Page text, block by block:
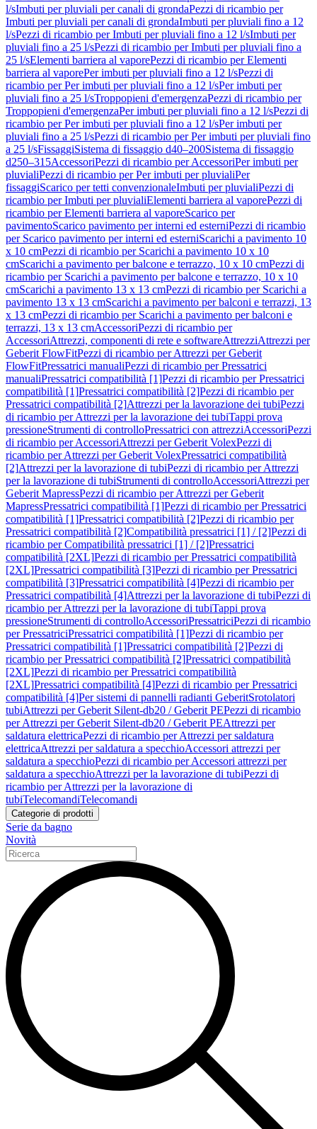
l/sImbuti per pluviali per canali di grondaPezzi di ricambio per
Imbuti per pluviali per canali di grondaImbuti per pluviali fino a 12
l/sPezzi di ricambio per Imbuti per pluviali fino a 12 l/sImbuti per
pluviali fino a 25 l/sPezzi di ricambio per Imbuti per pluviali fino a
25 l/sElementi barriera al vaporePezzi di ricambio per Elementi
barriera al vaporePer imbuti per pluviali fino a 12 l/sPezzi di
ricambio per Per imbuti per pluviali fino a 12 l/sPer imbuti per
pluviali fino a 25 l/sTroppopieni d'emergenzaPezzi di ricambio per
Troppopieni d'emergenzaPer imbuti per pluviali fino a 12 l/sPezzi di
ricambio per Per imbuti per pluviali fino a 12 l/sPer imbuti per
pluviali fino a 25 l/sPezzi di ricambio per Per imbuti per pluviali fino
a 25 l/sFissaggiSistema di fissaggio d40–200Sistema di fissaggio
d250–315AccessoriPezzi di ricambio per AccessoriPer imbuti per
pluvialiPezzi di ricambio per Per imbuti per pluvialiPer
fissaggiScarico per tetti convenzionaleImbuti per pluvialiPezzi di
ricambio per Imbuti per pluvialiElementi barriera al vaporePezzi di
ricambio per Elementi barriera al vaporeScarico per
pavimentoScarico pavimento per interni ed esterniPezzi di ricambio
per Scarico pavimento per interni ed esterniScarichi a pavimento 10
x 10 cmPezzi di ricambio per Scarichi a pavimento 10 x 10
cmScarichi a pavimento per balcone e terrazzo, 10 x 10 cmPezzi di
ricambio per Scarichi a pavimento per balcone e terrazzo, 10 x 10
cmScarichi a pavimento 13 x 13 cmPezzi di ricambio per Scarichi a
pavimento 13 x 13 cmScarichi a pavimento per balconi e terrazzi, 13
x 13 cmPezzi di ricambio per Scarichi a pavimento per balconi e
terrazzi, 13 x 13 cmAccessoriPezzi di ricambio per
AccessoriAttrezzi, componenti di rete e softwareAttrezziAttrezzi per
Geberit FlowFitPezzi di ricambio per Attrezzi per Geberit
FlowFitPressatrici manualiPezzi di ricambio per Pressatrici
manualiPressatrici compatibilità [1]Pezzi di ricambio per Pressatrici
compatibilità [1]Pressatrici compatibilità [2]Pezzi di ricambio per
Pressatrici compatibilità [2]Attrezzi per la lavorazione dei tubiPezzi
di ricambio per Attrezzi per la lavorazione dei tubiTappi prova
pressioneStrumenti di controlloPressatrici con attrezziAccessoriPezzi
di ricambio per AccessoriAttrezzi per Geberit VolexPezzi di
ricambio per Attrezzi per Geberit VolexPressatrici compatibilità
[2]Attrezzi per la lavorazione di tubiPezzi di ricambio per Attrezzi
per la lavorazione di tubiStrumenti di controlloAccessoriAttrezzi per
Geberit MapressPezzi di ricambio per Attrezzi per Geberit
MapressPressatrici compatibilità [1]Pezzi di ricambio per Pressatrici
compatibilità [1]Pressatrici compatibilità [2]Pezzi di ricambio per
Pressatrici compatibilità [2]Compatibilità pressatrici [1] / [2]Pezzi di
ricambio per Compatibilità pressatrici [1] / [2]Pressatrici
compatibilità [2XL]Pezzi di ricambio per Pressatrici compatibilità
[2XL]Pressatrici compatibilità [3]Pezzi di ricambio per Pressatrici
compatibilità [3]Pressatrici compatibilità [4]Pezzi di ricambio per
Pressatrici compatibilità [4]Attrezzi per la lavorazione di tubiPezzi di
ricambio per Attrezzi per la lavorazione di tubiTappi prova
pressioneStrumenti di controlloAccessoriPressatriciPezzi di ricambio
per PressatriciPressatrici compatibilità [1]Pezzi di ricambio per
Pressatrici compatibilità [1]Pressatrici compatibilità [2]Pezzi di
ricambio per Pressatrici compatibilità [2]Pressatrici compatibilità
[2XL]Pezzi di ricambio per Pressatrici compatibilità
[2XL]Pressatrici compatibilità [4]Pezzi di ricambio per Pressatrici
compatibilità [4]Per sistemi di pannelli radianti GeberitSrotolatori
tubiAttrezzi per Geberit Silent-db20 / Geberit PEPezzi di ricambio
per Attrezzi per Geberit Silent-db20 / Geberit PEAttrezzi per
saldatura elettricaPezzi di ricambio per Attrezzi per saldatura
elettricaAttrezzi per saldatura a specchioAccessori attrezzi per
saldatura a specchioPezzi di ricambio per Accessori attrezzi per
saldatura a specchioAttrezzi per la lavorazione di tubiPezzi di
ricambio per Attrezzi per la lavorazione di
tubiTelecomandiTelecomandi
Categorie di prodotti
Serie da bagno
Novità